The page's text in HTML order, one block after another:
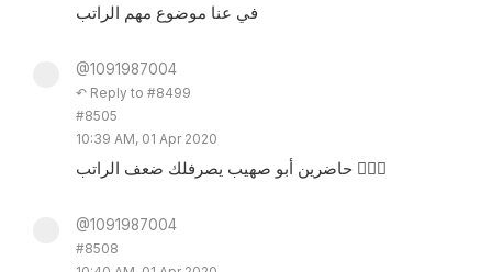
في عنا موضوع مهم الراتب
@1091987004
↶ Reply to #8499
#8505
10:39 AM, 01 Apr 2020
حاضرين أبو صهيب يصرفلك ضعف الراتب ✋🏻😅
@1091987004
#8508